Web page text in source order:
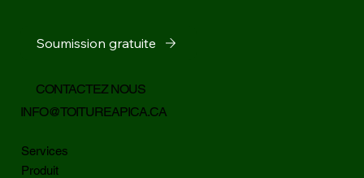
Soumission gratuite
CONTACTEZ NOUS
INFO@TOITUREAPICA.CA
Services
Produit